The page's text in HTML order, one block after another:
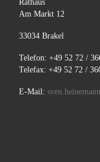
Rathaus
Am Markt 12
33034 Brakel
Telefon: +49 52 72 /
Telefax: +49 52 72 /
E-Mail: